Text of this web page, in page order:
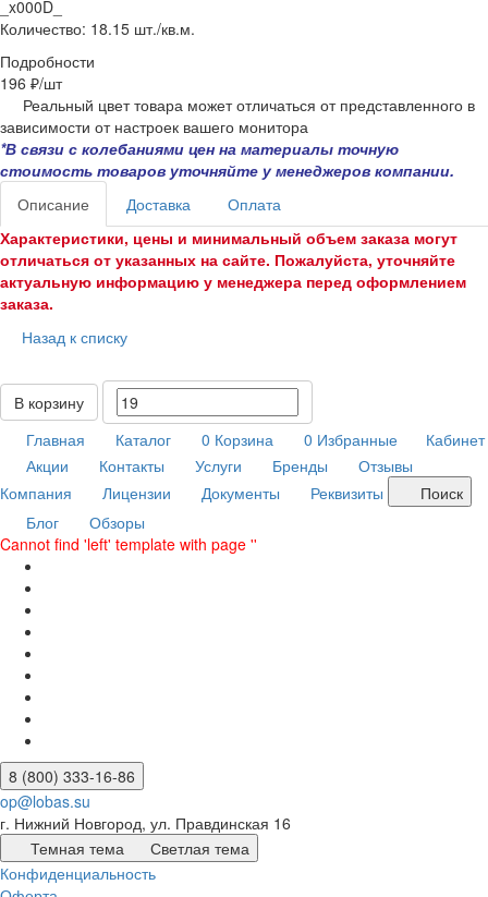
_x000D_
Количество: 18.15 шт./кв.м.
Подробности
196 ₽/шт
Реальный цвет товара может отличаться от представленного в
зависимости от настроек вашего монитора
*В связи с колебаниями цен на материалы точную
стоимость товаров уточняйте у менеджеров компании.
Описание
Доставка
Оплата
Характеристики, цены и минимальный объем заказа могут
отличаться от указанных на сайте. Пожалуйста, уточняйте
актуальную информацию у менеджера перед оформлением
заказа.
Назад к списку
В корзину
Главная
Каталог 0 Корзина 0 Избранные
Кабинет
Акции
Контакты Услуги Бренды
Отзывы
Компания
Лицензии Документы Реквизиты
Поиск
Блог
Обзоры
Cannot find 'left' template with page ''
8 (800) 333-16-86
op@lobas.su
г. Нижний Новгород, ул. Правдинская 16
Темная тема
Светлая тема
Конфиденциальность